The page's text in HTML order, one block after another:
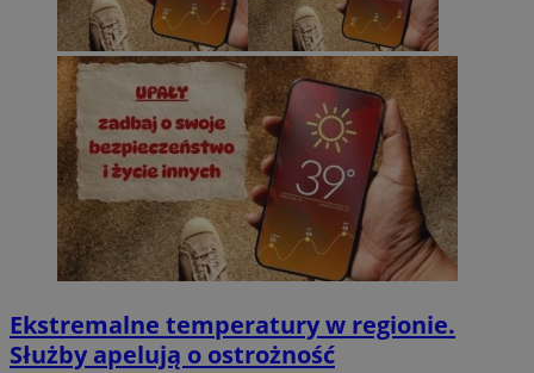
Ekstremalne temperatury w regionie.
Służby apelują o ostrożność